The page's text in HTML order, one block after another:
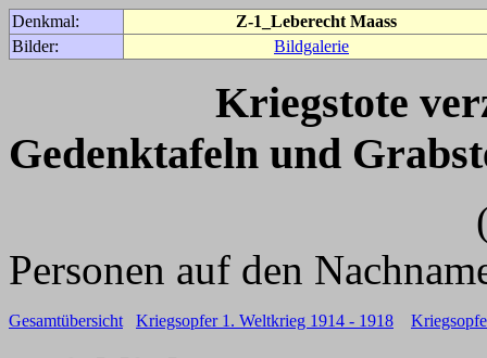
Denkmal:
Z-1_Leberecht Maass
Bilder:
Bildgalerie
Kriegstote
Gedenktafeln und
(Für weitere
Personen auf den
Gesamtübersicht Kriegsopfer 1. Weltkrieg 1914 - 1918